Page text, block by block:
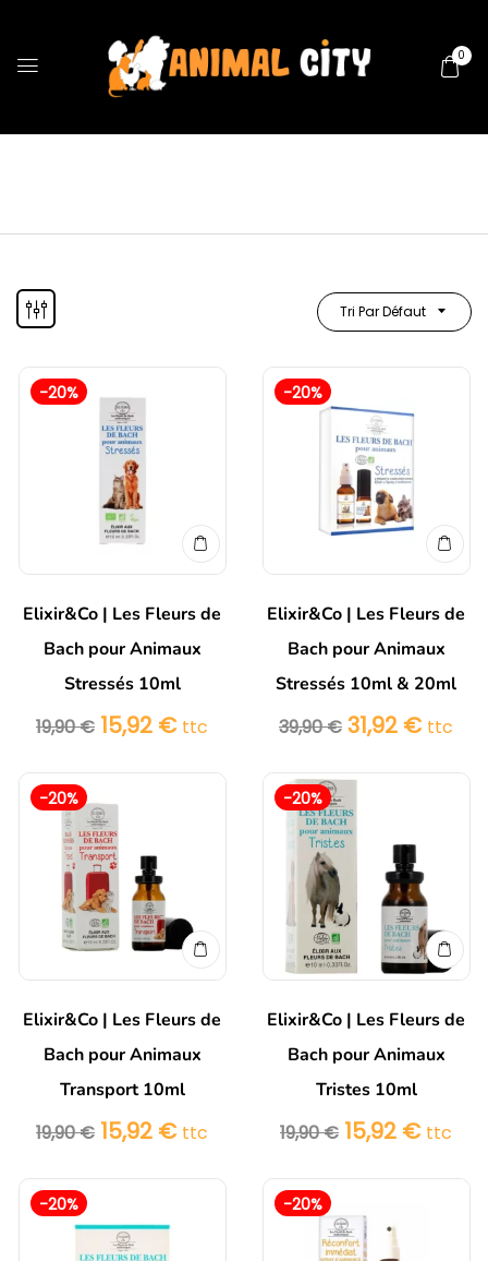
0
Tri Par Défaut
-20%
Elixir&Co | Les Fleurs de
Bach pour Animaux
Stressés 10ml
19,90€ 15,92 € ttc
-20%
Elixir&Co | Les Fleurs de
Bach pour Animaux
Stressés 10ml & 20ml
39,90€ 31,92 € ttc
-20%
Elixir&Co | Les Fleurs de
Bach pour Animaux
Transport 10ml
19,90€ 15,92 € ttc
-20%
Elixir&Co | Les Fleurs de
Bach pour Animaux
Tristes 10ml
19,90€ 15,92 € ttc
-20% -20%